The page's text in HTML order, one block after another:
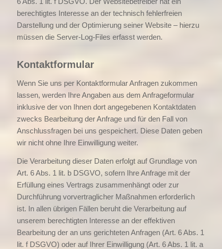
berechtigtes Interesse an der technisch fehlerfreien
Darstellung und der Optimierung seiner Website – hierzu
müssen die Server-Log-Files erfasst werden.
Kontaktformular
Wenn Sie uns per Kontaktformular Anfragen zukommen
lassen, werden Ihre Angaben aus dem Anfrageformular
inklusive der von Ihnen dort angegebenen Kontaktdaten
zwecks Bearbeitung der Anfrage und für den Fall von
Anschlussfragen bei uns gespeichert. Diese Daten geben
wir nicht ohne Ihre Einwilligung weiter.
Die Verarbeitung dieser Daten erfolgt auf Grundlage von
Art. 6 Abs. 1 lit. b DSGVO, sofern Ihre Anfrage mit der
Erfüllung eines Vertrags zusammenhängt oder zur
Durchführung vorvertraglicher Maßnahmen erforderlich
ist. In allen übrigen Fällen beruht die Verarbeitung auf
unserem berechtigten Interesse an der effektiven
Bearbeitung der an uns gerichteten Anfragen (Art. 6 Abs. 1
lit. f DSGVO) oder auf Ihrer Einwilligung (Art. 6 Abs. 1 lit. a